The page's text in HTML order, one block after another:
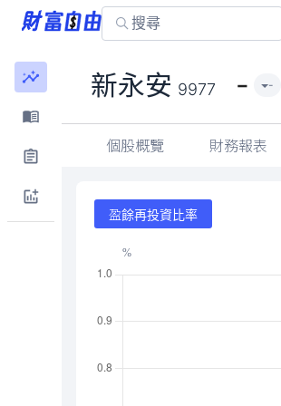
新永安 9977 - -
個股概覽 財務報表
盈餘再投資比率